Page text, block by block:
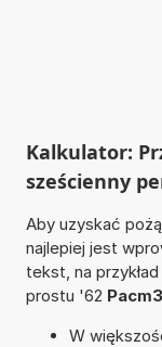
Kalkulator:
sześcienny
Aby uzyskać
najlepiej jest
tekst, na
prostu '62
W